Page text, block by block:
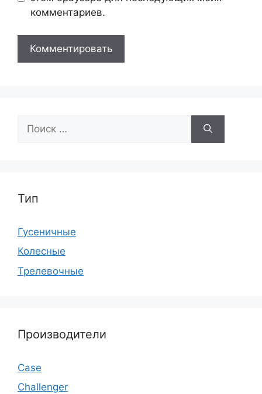
комментариев.
Тип
Гусеничные
Колесные
Трелевочные
Производители
Case
Challenger